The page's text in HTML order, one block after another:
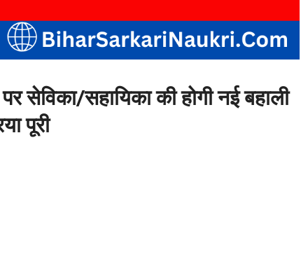
सेविका/सहायिका की होगी नई बहाली
पूरी